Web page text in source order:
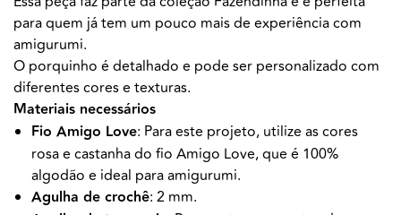
para quem já tem um pouco mais de experiência com
amigurumi.
O porquinho é detalhado e pode ser personalizado com
diferentes cores e texturas.
Materiais necessários
Fio Amigo Love: Para este projeto, utilize as cores
rosa e castanha do fio Amigo Love, que é 100%
algodão e ideal para amigurumi.
Agulha de crochê: 2 mm.